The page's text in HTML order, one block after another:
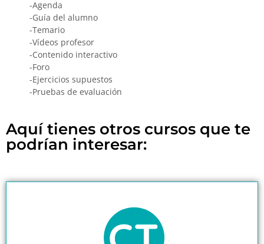
-Agenda
-Guía del alumno
-Temario
-Vídeos profesor
-Contenido interactivo
-Foro
-Ejercicios supuestos
-Pruebas de evaluación
Aquí tienes otros cursos que te
podrían interesar: